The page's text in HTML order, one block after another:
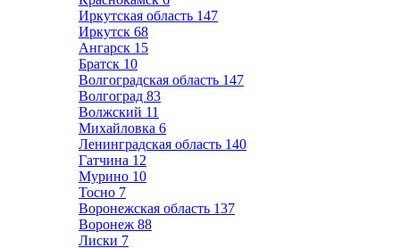
Иркутская область 147
Иркутск 68
Ангарск 15
Братск 10
Волгоградская область 147
Волгоград 83
Волжский 11
Михайловка 6
Ленинградская область 140
Гатчина 12
Мурино 10
Тосно 7
Воронежская область 137
Воронеж 88
Лиски 7